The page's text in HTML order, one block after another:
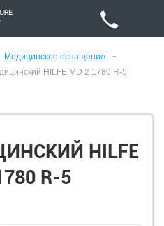
Медицинское оснащение -
HILFE MD 2 1780 R-5
HILFE
R-5